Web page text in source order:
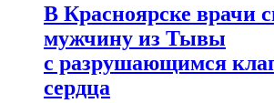
В Красноярске врачи
мужчину из Тывы
с разрушающимся
сердца